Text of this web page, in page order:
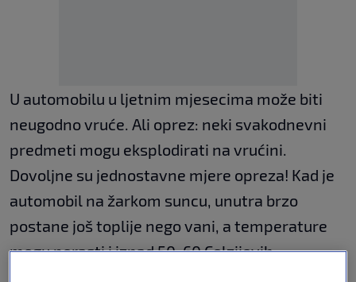
U automobilu u ljetnim mjesecima može biti
neugodno vruće. Ali oprez: neki svakodnevni
predmeti mogu eksplodirati na vrućini.
Dovoljne su jednostavne mjere opreza! Kad je
automobil na žarkom suncu, unutra brzo
postane još toplije nego vani, a temperature
mogu porasti i iznad 50-60 Celzijevih